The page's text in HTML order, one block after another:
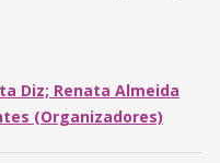
Diz; Renata Almeida
(Organizadores)